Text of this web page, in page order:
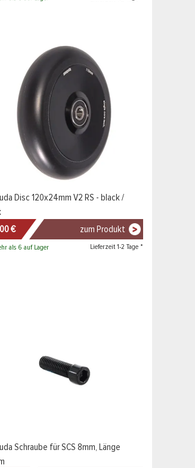
Disc 120x24mm V2 RS - black /
€
zum Produkt
als 6 auf Lager Lieferzeit 1-2 Tage *
Schraube für SCS 8mm, Länge